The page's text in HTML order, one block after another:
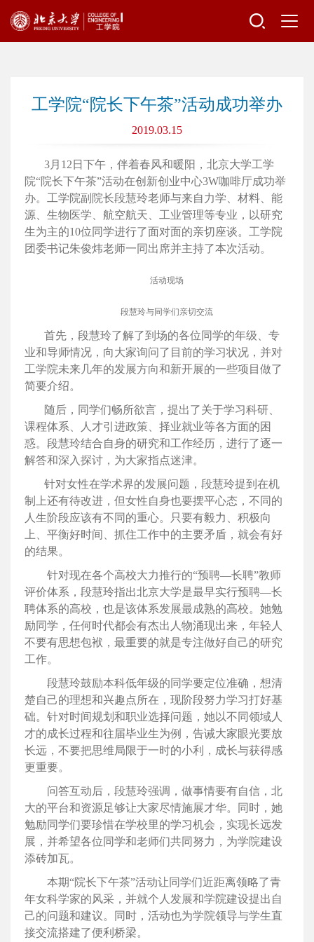
工学院“院长下午茶”活动成功举办
2019.03.15
3月12日下午，伴着春风和暖阳，北京大学工学
院“院长下午茶”活动在创新创业中心3W咖啡厅成功举
办。工学院副院长段慧玲老师与来自力学、材料、能
源、生物医学、航空航天、工业管理等专业，以研究
生为主的10位同学进行了面对面的亲切座谈。工学院
团委书记朱俊炜老师一同出席并主持了本次活动。
活动现场
段慧玲与同学们亲切交流
首先，段慧玲了解了到场的各位同学的年级、专
业和导师情况，向大家询问了目前的学习状况，并对
工学院未来几年的发展方向和新开展的一些项目做了
简要介绍。
随后，同学们畅所欲言，提出了关于学习科研、
课程体系、人才引进政策、择业就业等各方面的困
惑。段慧玲结合自身的研究和工作经历，进行了逐一
解答和深入探讨，为大家指点迷津。
针对女性在学术界的发展问题，段慧玲提到在机
制上还有待改进，但女性自身也要摆平心态，不同的
人生阶段应该有不同的重心。只要有毅力、积极向
上、平衡好时间、抓住工作中的主要矛盾，就会有好
的结果。
针对现在各个高校大力推行的“预聘—长聘”教师
评价体系，段慧玲指出北京大学是最早实行预聘—长
聘体系的高校，也是该体系发展最成熟的高校。她勉
励同学，任何时代都会有杰出人物涌现出来，年轻人
不要有思想包袱，最重要的就是专注做好自己的研究
工作。
段慧玲鼓励本科低年级的同学要定位准确，想清
楚自己的理想和兴趣点所在，现阶段努力学习打好基
础。针对时间规划和职业选择问题，她以不同领域人
才的成长过程和往届毕业生为例，告诫大家眼光要放
长远，不要把思维局限于一时的小利，成长与获得感
更重要。
问答互动后，段慧玲强调，做事情要有自信，北
大的平台和资源足够让大家尽情施展才华。同时，她
勉励同学们要珍惜在学校里的学习机会，实现长远发
展，并希望各位同学和老师们共同努力，为学院建设
添砖加瓦。
本期“院长下午茶”活动让同学们近距离领略了青
年女科学家的风采，并就个人发展和学院建设提出自
己的问题和建议。同时，活动也为学院领导与学生直
接交流搭建了便利桥梁。